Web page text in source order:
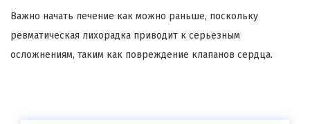
Важно начать лечение как можно раньше, поскольку
ревматическая лихорадка приводит к серьезным
осложнениям, таким как повреждение клапанов сердца.